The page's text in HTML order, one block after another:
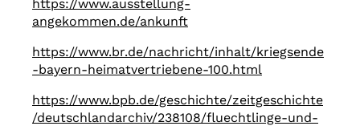
https://www.ausstellung-
angekommen.de/ankunft
https://www.br.de/nachricht/inhalt/kriegsende
-bayern-heimatvertriebene-100.html
https://www.bpb.de/geschichte/zeitgeschichte
/deutschlandarchiv/238108/fluechtlinge-und-